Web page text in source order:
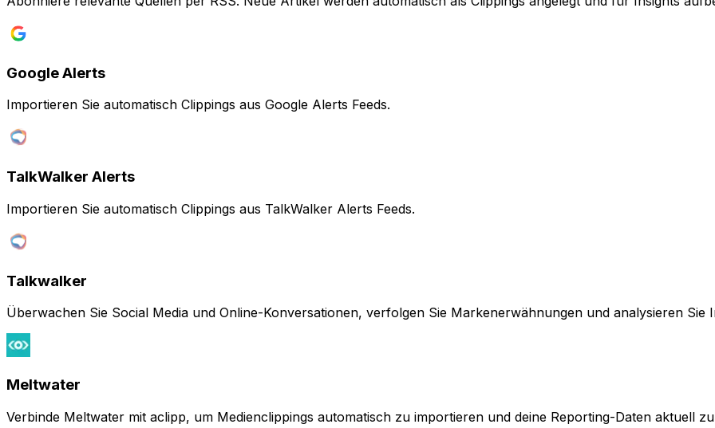
Google Alerts
Importieren Sie automatisch Clippings aus Google Alerts Feeds.
TalkWalker Alerts
Importieren Sie automatisch Clippings aus TalkWalker Alerts Feeds.
Talkwalker
Überwachen Sie Social Media und Online-Konversationen, verfolgen Sie Markenerwähnungen und analysieren Sie
Meltwater
Verbinde Meltwater mit aclipp, um Medienclippings automatisch zu importieren und deine Reporting-Daten aktuell